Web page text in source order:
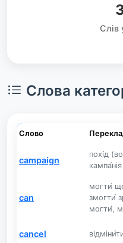
Слів
Слова
Слово
campaign
похі́д
кампа́нія
can
могти́
змогти́
могти́,
cancel